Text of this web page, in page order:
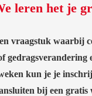
leren het je
vraagstuk waarbij
gedragsverandering
kun je je
bij een gratis